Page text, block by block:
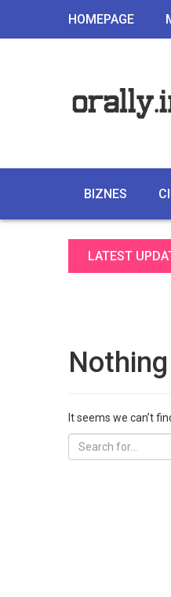
HOMEPAGE
BIZNES
LATEST
It seems we can’t